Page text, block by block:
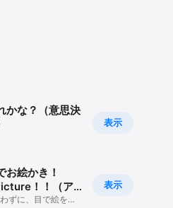
表示
かな？（意思決
表示
お絵かき！
！！（ア
チャー）
ずに、目で絵を描